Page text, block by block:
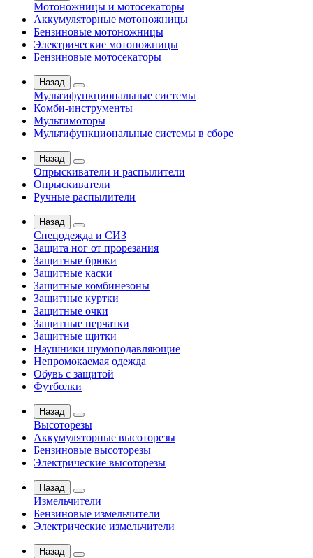
Мотоножницы и мотосекаторы
Аккумуляторные мотоножницы
Бензиновые мотоножницы
Электрические мотоножницы
Бензиновые мотосекаторы
Назад
Мультифункциональные системы
Комби-инструменты
Мультимоторы
Мультифункциональные системы в сборе
Назад
Опрыскиватели и распылители
Опрыскиватели
Ручные распылители
Назад
Спецодежда и СИЗ
Защита ног от прорезания
Защитные брюки
Защитные каски
Защитные комбинезоны
Защитные куртки
Защитные очки
Защитные перчатки
Защитные щитки
Наушники шумоподавляющие
Непромокаемая одежда
Обувь с защитой
Футболки
Назад
Высоторезы
Аккумуляторные высоторезы
Бензиновые высоторезы
Электрические высоторезы
Назад
Измельчители
Бензиновые измельчители
Электрические измельчители
Назад